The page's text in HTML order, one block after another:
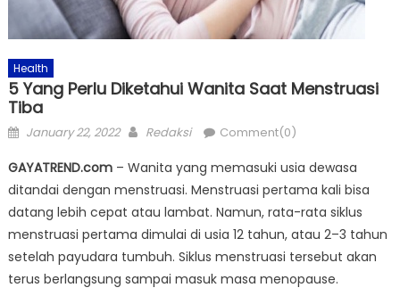
Health
5 Yang Perlu Diketahui Wanita Saat Menstruasi
Tiba
Posted
January 22, 2022 Author
Redaksi Comment(0)
GAYATREND.com – Wanita yang memasuki usia dewasa
ditandai dengan menstruasi. Menstruasi pertama kali bisa
datang lebih cepat atau lambat. Namun, rata-rata siklus
menstruasi pertama dimulai di usia 12 tahun, atau 2–3 tahun
setelah payudara tumbuh. Siklus menstruasi tersebut akan
terus berlangsung sampai masuk masa menopause.